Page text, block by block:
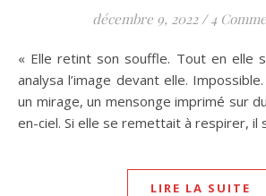
décembre 9, 2022 / 4
« Elle retint son souffle. Tout en elle
analysa l’image devant elle.
un mirage, un mensonge imprimé sur
en-ciel. Si elle se remettait à respirer, il
LIRE LA SUITE